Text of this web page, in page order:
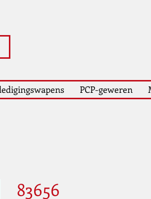
PCP-geweren
83656